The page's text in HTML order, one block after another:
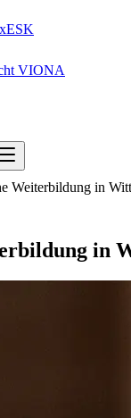
ESK
VIONA
Weiterbildung in
in